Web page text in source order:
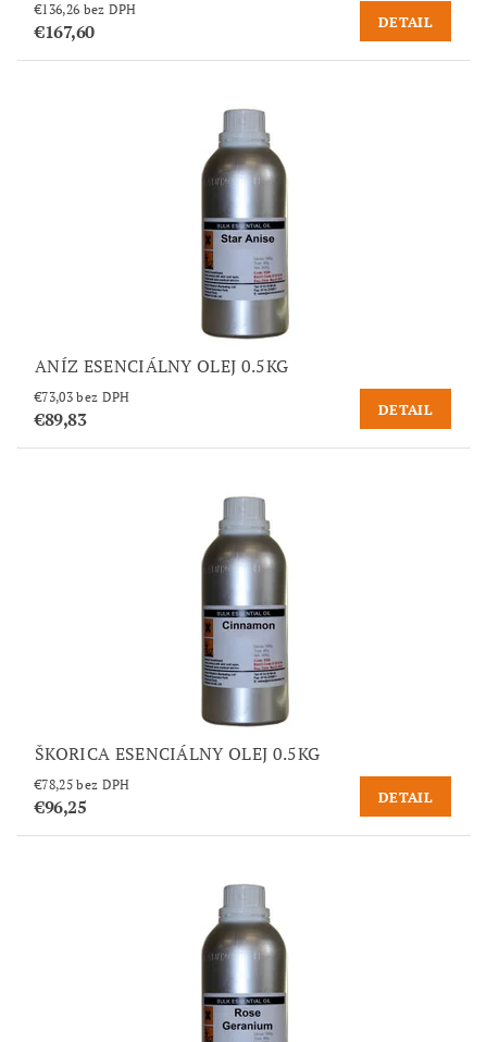
€136,26 bez DPH
€167,60 DETAIL
ANÍZ ESENCIÁLNY OLEJ 0.5KG
€73,03 bez DPH
€89,83 DETAIL
ŠKORICA ESENCIÁLNY OLEJ 0.5KG
€78,25 bez DPH
€96,25 DETAIL